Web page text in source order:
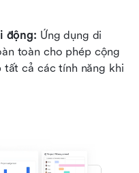
động: Ứng dụng di
toàn cho phép cộng
cả các tính năng khi